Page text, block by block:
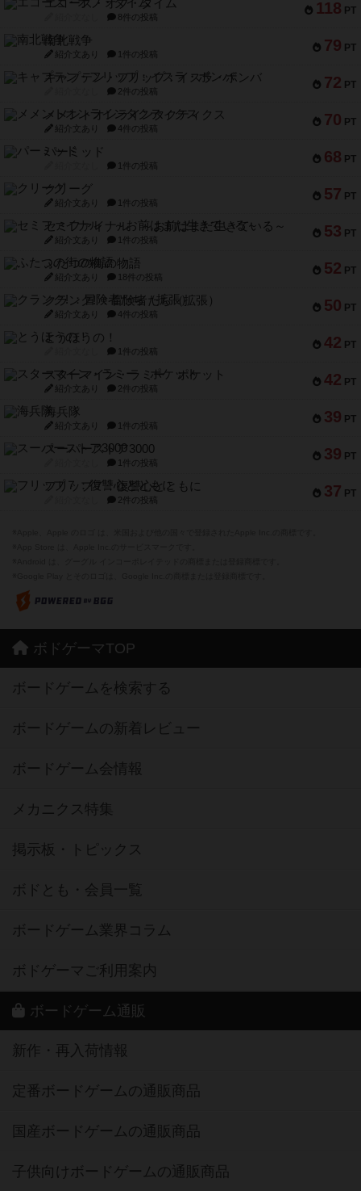
118 PT
エコーズ・オブ・タイム
8件の投稿
79 PT
南北戦争
紹介文あり 1件の投稿
72 PT
キャプテン・フリップ：イスラ・ボンバ
2件の投稿
70 PT
メメントオンラインタクティクス
紹介文あり 4件の投稿
68 PT
パーミッド
1件の投稿
57 PT
クリーグ
紹介文あり 1件の投稿
53 PT
セミファイナル ～お前はまだ生きている～
紹介文あり 1件の投稿
52 PT
ふたつの街の物語
紹介文あり 18件の投稿
50 PT
クランク! ：冒険者たち（拡張）
紹介文あり 4件の投稿
42 PT
とうほうの！
1件の投稿
42 PT
スターマイン・ラミー ポケット
紹介文あり 2件の投稿
39 PT
海兵隊
紹介文あり 1件の投稿
39 PT
スーパーストア3000
1件の投稿
37 PT
フリップ７：復讐心とともに
2件の投稿
ボドゲーマTOP
ボードゲームを検索する
ボードゲームの新着レビュー
ボードゲーム会情報
メカニクス特集
掲示板・トピックス
ボドとも・会員一覧
ボードゲーム業界コラム
ボドゲーマご利用案内
ボードゲーム通販
新作・再入荷情報
定番ボードゲームの通販商品
国産ボードゲームの通販商品
子供向けボードゲームの通販商品